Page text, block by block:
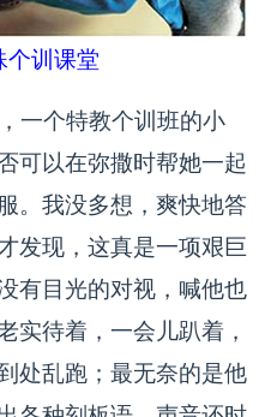
个训课堂
一个特教个训班的小
可以在弥撒时帮她一起
。我没多想，爽快地答
发现，这真是一项艰巨
有目光的对视，喊他也
实待着，一会儿趴着，
处乱跑；最无奈的是他